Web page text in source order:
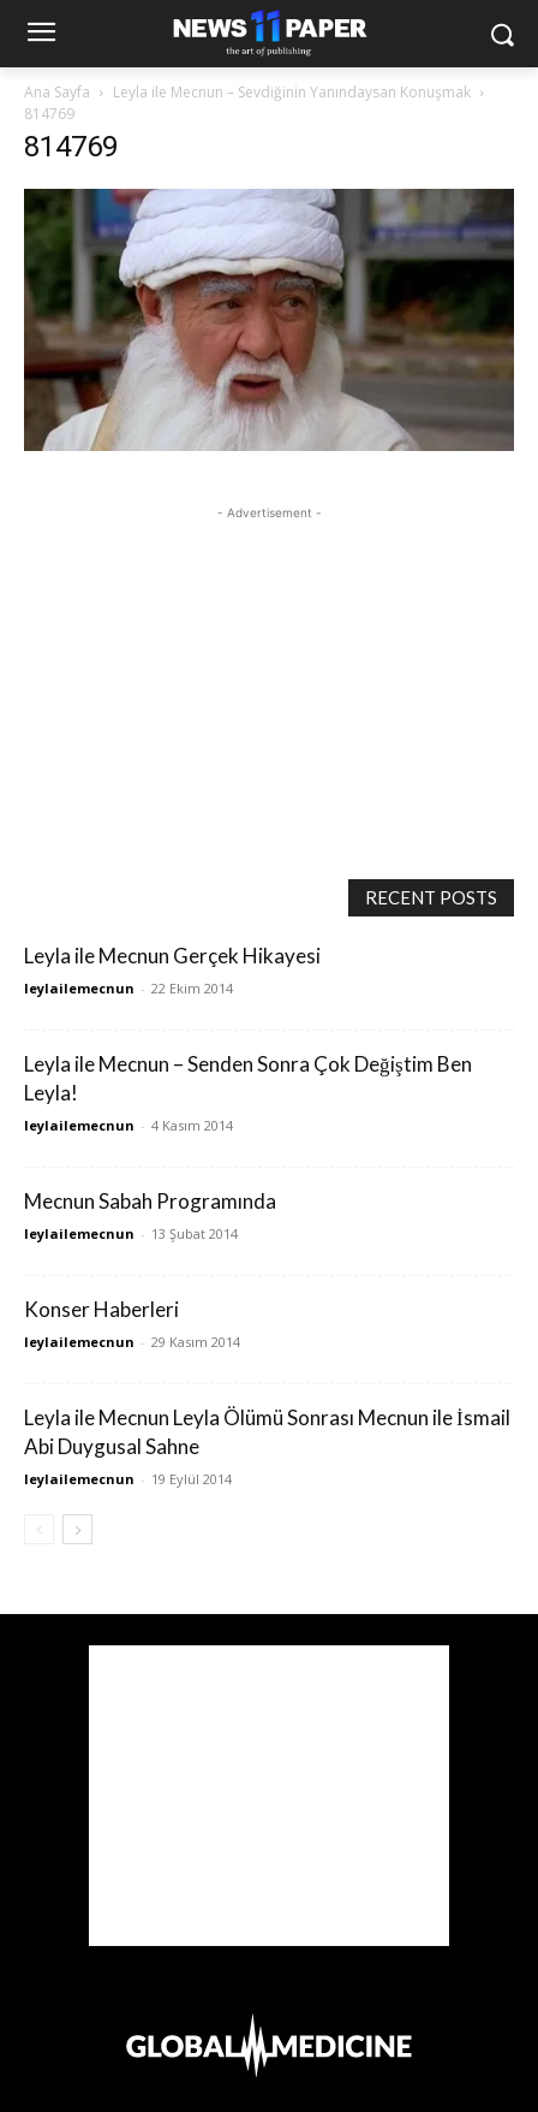
Ana Sayfa
Leyla ile Mecnun – Sevdiğinin Yanındaysan Konuşmak
814769
814769
- Advertisement -
RECENT POSTS
Leyla ile Mecnun Gerçek Hikayesi
leylailemecnun - 22 Ekim 2014
Leyla ile Mecnun – Senden Sonra Çok Değiştim Ben
Leyla!
leylailemecnun - 4 Kasım 2014
Mecnun Sabah Programında
leylailemecnun - 13 Şubat 2014
Konser Haberleri
leylailemecnun - 29 Kasım 2014
Leyla ile Mecnun Leyla Ölümü Sonrası Mecnun ile İsmail
Abi Duygusal Sahne
leylailemecnun - 19 Eylül 2014